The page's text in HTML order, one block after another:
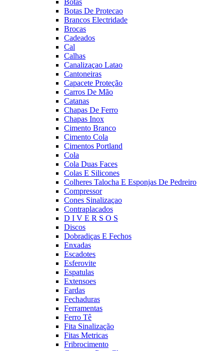
Botas
Botas De Protecao
Brancos Electridade
Brocas
Cadeados
Cal
Calhas
Canalizaçao Latao
Cantoneiras
Capacete Proteção
Carros De Mão
Catanas
Chapas De Ferro
Chapas Inox
Cimento Branco
Cimento Cola
Cimentos Portland
Cola
Cola Duas Faces
Colas E Silicones
Colheres Talocha E Esponjas De Pedreiro
Compressor
Cones Sinalizaçao
Contraplacados
D I V E R S O S
Discos
Dobradiças E Fechos
Enxadas
Escadotes
Esferovite
Espatulas
Extensoes
Fardas
Fechaduras
Ferramentas
Ferro Tê
Fita Sinalização
Fitas Metricas
Fribrocimento